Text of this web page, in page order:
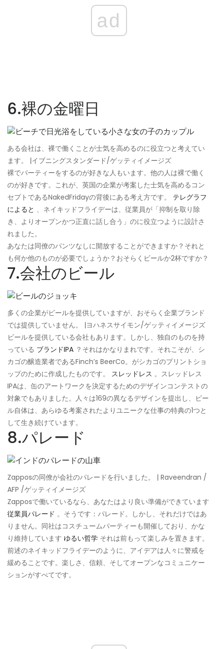
ad
6.裸の金曜日
ある会社は、裸で働くことが士気を高めるのに役立つと考えてい
ます。 |イブニングスタンダード/ゲッティイメージズ
裸でパーティーをするのが好きな人もいます。他の人は裸で働く
のが好きです。これが、英国の企業が考案した士気を高めるコン
セプトであるNakedFridayの背後にある考え方です。 テレグラフ
によると 、ネイキッドフライデーは、従業員が「抑制を取り除
き、よりオープンかつ正直に話し合う」のに役立つように設計さ
れました。
あなたは同僚のパンツなしに開放することができますか？それと
も何か他のものが必要でしょうか？おそらくビールか2杯ですか？
7.会社のビール
多くの企業がビールを提供していますが、おそらく企業ブランド
では提供していません。 |ヨハネスサイモン/ゲッティイメージズ
ビールを提供している会社もあります。しかし、独自のものを持
っている ブランドIPA ？それはかなりまれです。それこそが、シ
カゴの醸造業者であるFinch’s BeerCo。がシカゴのプリントショ
ップのために作成したものです。 スレッドレス 。スレッドレス
IPAは、缶のアートワークを決定するためのデザインコンテストの
対象でもありました。人々は169の異なるデザインを提出し、ビー
ル自体は、あらゆる考案されたよりユニークな仕事の特典の1つと
して生き続けています。
8.パレード
Zapposの同僚が会社のパレードを行いました。 | Raveendran /
AFP /ゲッティイメージズ
Zapposで働いているなら、あなたはより良い準備ができています
従業員パレード 。そうです：パレード。しかし、それだけではあ
りません。同社はコスチュームパーティーも開催しており、かな
り維持しています ゆるい哲学 それは前もって楽しみを置きます。
前述のネイキッドフライデーのように、アイデアは人々に警戒を
緩めることです。楽しさ、信頼、そしてオープンなコミュニケー
ションがすべてです。